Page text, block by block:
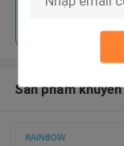
Sản phẩm